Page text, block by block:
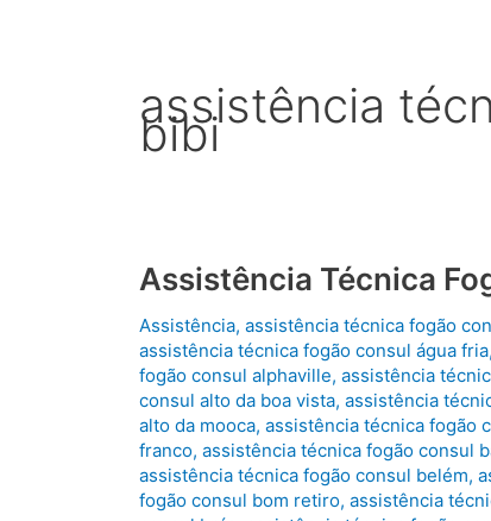
assistência
bibi
Assistência Técnica
Assistência, assistência técnica fogão
assistência técnica fogão consul água fria,
fogão consul alphaville, assistência
consul alto da boa vista, assistência
alto da mooca, assistência técnica fogão
franco, assistência técnica fogão consul
assistência técnica fogão consul belém,
fogão consul bom retiro, assistência